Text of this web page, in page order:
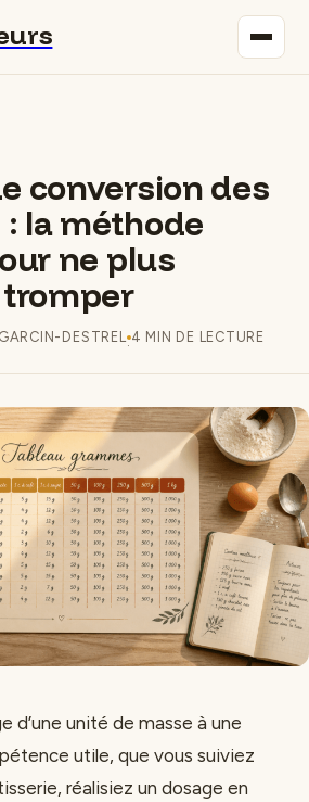
conversion des
la méthode
ne plus
tromper
DESTREL·4 MIN DE LECTURE
d’une unité de masse à une
utile, que vous suiviez
réalisiez un dosage en